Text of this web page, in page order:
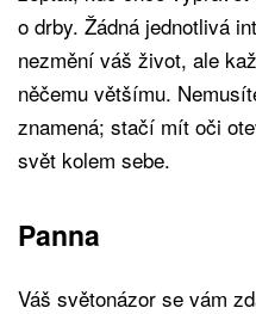
o drby. Žádná jednotlivá
nezmění váš život, ale
něčemu většímu.
znamená; stačí mít oči
svět kolem sebe.
Panna
Váš světonázor se vám